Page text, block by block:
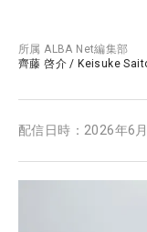
所属ALBA Net編集部
齊藤 啓介 / Keisuke
配信日時： 2026年6